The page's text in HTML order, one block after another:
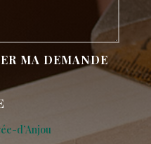
MA DEMANDE
d’Anjou